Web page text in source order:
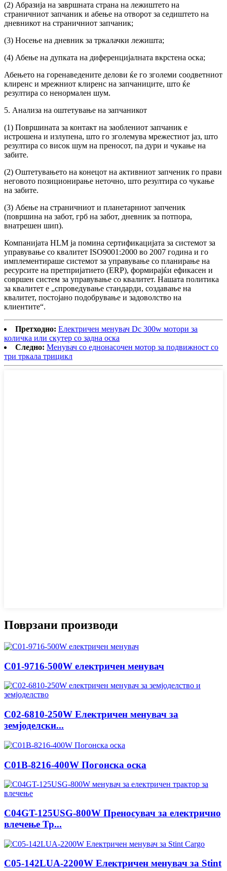
(2) Абразија на завршната страна на лежиштето на
страничниот запчаник и абење на отворот за седиштето на
дневникот на страничниот запчаник;
(3) Носење на дневник за тркалачки лежишта;
(4) Абење на дупката на диференцијалната вкрстена оска;
Абењето на горенаведените делови ќе го зголеми соодветниот
клиренс и мрежниот клиренс на запчаниците, што ќе
резултира со ненормален шум.
5. Анализа на оштетување на запчаникот
(1) Површината за контакт на заоблениот запчаник е
истрошена и излупена, што го зголемува мрежестиот јаз, што
резултира со висок шум на преносот, па дури и чукање на
забите.
(2) Оштетувањето на конецот на активниот запченик го прави
неговото позиционирање неточно, што резултира со чукање
на забите.
(3) Абење на страничниот и планетарниот запченик
(површина на забот, грб на забот, дневник за потпора,
внатрешен шип).
Компанијата HLM ја помина сертификацијата за системот за
управување со квалитет ISO9001:2000 во 2007 година и го
имплементираше системот за управување со планирање на
ресурсите на претпријатието (ERP), формирајќи ефикасен и
совршен систем за управување со квалитет. Нашата политика
за квалитет е „спроведување стандарди, создавање на
квалитет, постојано подобрување и задоволство на
клиентите“.
Претходно: Електричен менувач Dc 300w мотори за
количка или скутер со задна оска
Следно: Менувач со еднонасочен мотор за подвижност со
три тркала трицикл
Поврзани производи
C01-9716-500W електричен менувач
C02-6810-250W Електричен менувач за
земјоделски...
C01B-8216-400W Погонска оска
C04GT-125USG-800W Преносувач за електрично
влечење Тр...
C05-142LUA-2200W Електричен менувач за Stint